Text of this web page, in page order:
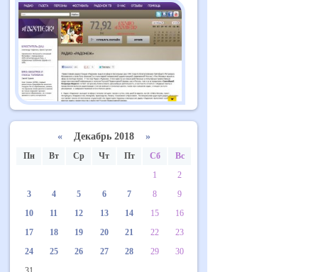
«Декабрь 2018 »
Пн Вт Ср Чт Пт Сб
Вс
1
2
3
4 5 6 7 8
9
10
11 12 13 14 15
16
17
18 19 20 21 22
23
24
25 26 27 28 29
30